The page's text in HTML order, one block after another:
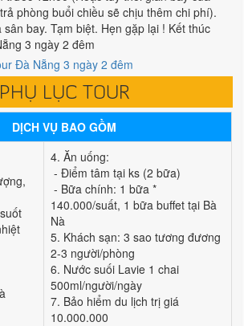
phòng buổi chiều sẽ chịu thêm chi phí).
bay. Tạm biệt. Hẹn gặp lại ! Kết thúc
3 ngày 2 đêm
Đà Nẵng 3 ngày 2 đêm
PHỤ LỤC TOUR
DỊCH VỤ BAO GỒM
4. Ăn uống:
- Điểm tâm tại ks (2 bữa)
- Bữa chính: 1 bữa *
140.000/suất, 1 bữa buffet tại Bà
Nà
5. Khách sạn: 3 sao tương đương
2-3 người/phòng
6. Nước suối Lavie 1 chai
500ml/người/ngày
7. Bảo hiểm du lịch trị giá
10.000.000